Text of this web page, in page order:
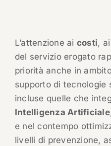
L’attenzione ai costi,
del servizio erogato
priorità anche in
supporto di tecnologie
incluse quelle che
Intelligenza Artificiale
e nel contempo
livelli di prevenzione,